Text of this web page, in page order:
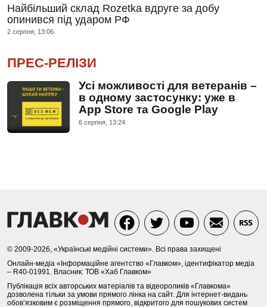
Найбільший склад Rozetka вдруге за добу
опинився під ударом РФ
2 серпня, 13:06
ПРЕС-РЕЛІЗИ
Усі можливості для ветеранів –
в одному застосунку: уже в
App Store та Google Play
6 серпня, 13:24
© 2009-2026, «Українські медійні системи». Всі права захищені
Онлайн-медіа «Інформаційне агентство «Главком», ідентифікатор медіа
– R40-01991. Власник: ТОВ «Хаб Главком»
Публікація всіх авторських матеріалів та відеороликів «Главкома»
дозволена тільки за умови прямого лінка на сайт. Для інтернет-видань
обов’язковим є розміщення прямого, відкритого для пошукових систем